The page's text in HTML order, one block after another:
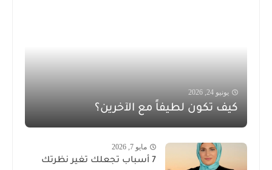
يونيو 24, 2026
كيف تكون لطيفاً مع الآخرين؟
مايو 7, 2026
7 أسباب تجعلك تغير نظرتك